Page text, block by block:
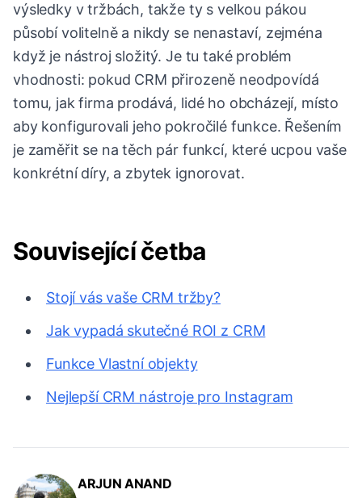
výsledky v tržbách, takže ty s velkou pákou
působí volitelně a nikdy se nenastaví, zejména
když je nástroj složitý. Je tu také problém
vhodnosti: pokud CRM přirozeně neodpovídá
tomu, jak firma prodává, lidé ho obcházejí, místo
aby konfigurovali jeho pokročilé funkce. Řešením
je zaměřit se na těch pár funkcí, které ucpou vaše
konkrétní díry, a zbytek ignorovat.
Související četba
Stojí vás vaše CRM tržby?
Jak vypadá skutečné ROI z CRM
Funkce Vlastní objekty
Nejlepší CRM nástroje pro Instagram
ARJUN ANAND